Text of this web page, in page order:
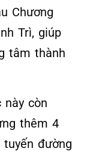
Chương
Trì, giúp
tâm thành
này còn
thêm 4
đường